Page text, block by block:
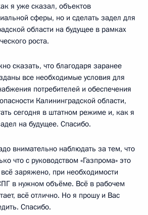
я уже сказал, объектов
сферы, но и сделать задел для
области на будущее в рамках
роста.
сказать, что благодаря заранее
все необходимые условия для
потребителей и обеспечения
Калининградской области,
сегодня в штатном режиме и, как я
на будущее. Спасибо.
внимательно наблюдать за тем, что
что с руководством «Газпрома» это
заряжено, при необходимости
в нужном объёме. Всё в рабочем
всё отлично. Но я прошу и Вас
Спасибо.